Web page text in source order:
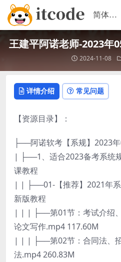
王建平阿诺老师-2023年
2024-11-08
详情介绍 常见问题
【资源目录】：
├──阿诺软考【系规】2023
| ├──1、适合2023备考系统
课教程
| | ├──01-【推荐】2021年
新版教程
| | | ├──第01节：考试介绍、
论文写作.mp4 117.60M
| | | ├──第02节：合同法、
法.mp4 260.83M